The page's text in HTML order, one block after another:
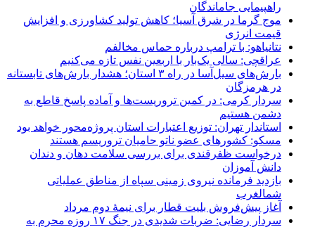
راهپیمایی جاماندگان
موج گرما در شرق آسیا؛ کاهش تولید کشاورزی و افزایش
قیمت انرژی
نتانیاهو: با ترامپ درباره حماس مخالفم
عراقچی: سالی یک‌بار با اربعین نفس تازه می‌کنیم
بارش‌های سیل‌آسا در راه ۳ استان؛ هشدار بارش‌های تابستانه
در هرمزگان
سردار کرمی: در کمین تروریست‌ها و آماده پاسخ قاطع به
دشمن هستیم
استاندار تهران: توزیع اعتبارات استان پروژه‌محور خواهد بود
مسکو: کشورهای عضو ناتو حامیان تروریسم هستند
درخواست ظفرقندی برای بررسی سلامت دهان و دندان
دانش آموزان
بازدید فرمانده نیروی زمینی سپاه از مناطق عملیاتی
شمالغرب
آغاز پیش‌فروش بلیت قطار برای نیمۀ دوم مرداد
سردار رضایی: ضربات شدیدی در جنگ ۱۷ روزه محرم به